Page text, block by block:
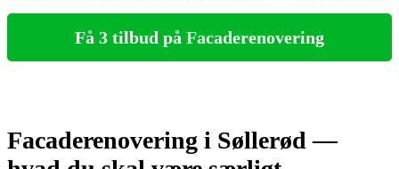
Få 3 tilbud på Facaderenovering
Facaderenovering i Søllerød —